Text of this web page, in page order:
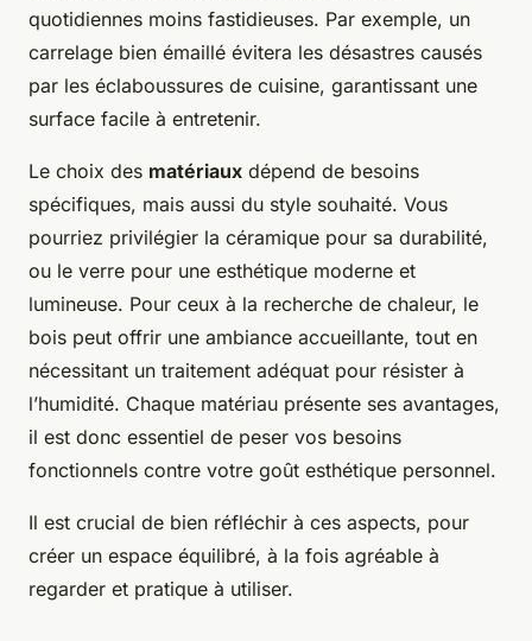
quotidiennes moins fastidieuses. Par exemple, un
carrelage bien émaillé évitera les désastres causés
par les éclaboussures de cuisine, garantissant une
surface facile à entretenir.
Le choix des matériaux dépend de besoins
spécifiques, mais aussi du style souhaité. Vous
pourriez privilégier la céramique pour sa durabilité,
ou le verre pour une esthétique moderne et
lumineuse. Pour ceux à la recherche de chaleur, le
bois peut offrir une ambiance accueillante, tout en
nécessitant un traitement adéquat pour résister à
l’humidité. Chaque matériau présente ses avantages,
il est donc essentiel de peser vos besoins
fonctionnels contre votre goût esthétique personnel.
Il est crucial de bien réfléchir à ces aspects, pour
créer un espace équilibré, à la fois agréable à
regarder et pratique à utiliser.